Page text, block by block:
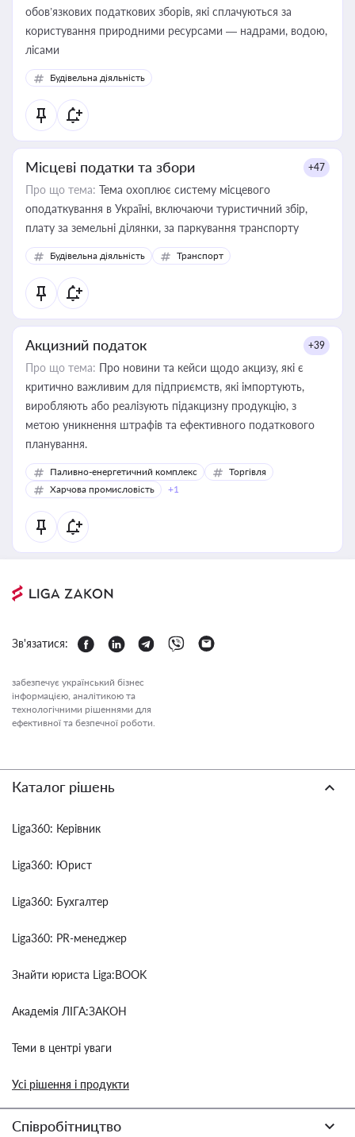
обов’язкових податкових зборів, які сплачуються за
користування природними ресурсами — надрами, водою,
лісами
Будівельна діяльність
Місцеві податки та збори +47
Про що тема: Тема охоплює систему місцевого
оподаткування в Україні, включаючи туристичний збір,
плату за земельні ділянки, за паркування транспорту
Будівельна діяльність Транспорт
Акцизний податок +39
Про що тема: Про новини та кейси щодо акцизу, які є
критично важливим для підприємств, які імпортують,
виробляють або реалізують підакцизну продукцію, з
метою уникнення штрафів та ефективного податкового
планування.
Паливно-енергетичний комплекс
Торгівля
Харчова промисловість
+1
Зв'язатися:
забезпечує український бізнес
інформацією, аналітикою та
технологічними рішеннями для
ефективної та безпечної роботи.
Каталог рішень
Liga360: Керівник
Liga360: Юрист
Liga360: Бухгалтер
Liga360: PR-менеджер
Знайти юриста Liga:BOOK
Академія ЛІГА:ЗАКОН
Теми в центрі уваги
Усі рішення і продукти
Співробітництво